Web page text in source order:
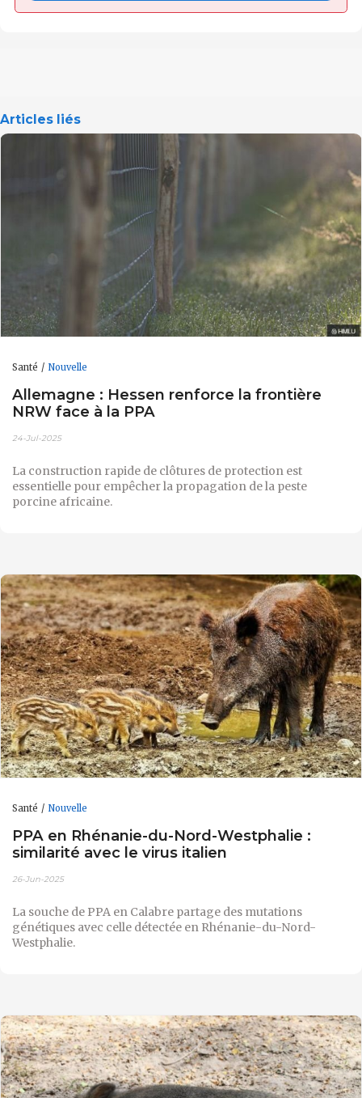
Articles liés
Santé Nouvelle
Allemagne : Hessen renforce la frontière
NRW face à la PPA
24-Jul-2025
La construction rapide de clôtures de protection est
essentielle pour empêcher la propagation de la peste
porcine africaine.
Santé Nouvelle
PPA en Rhénanie-du-Nord-Westphalie :
similarité avec le virus italien
26-Jun-2025
La souche de PPA en Calabre partage des mutations
génétiques avec celle détectée en Rhénanie-du-Nord-
Westphalie.